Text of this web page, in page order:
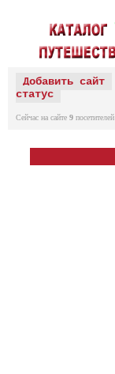
Добавить сайт
статус
Сейчас на сайте 9 посетителей